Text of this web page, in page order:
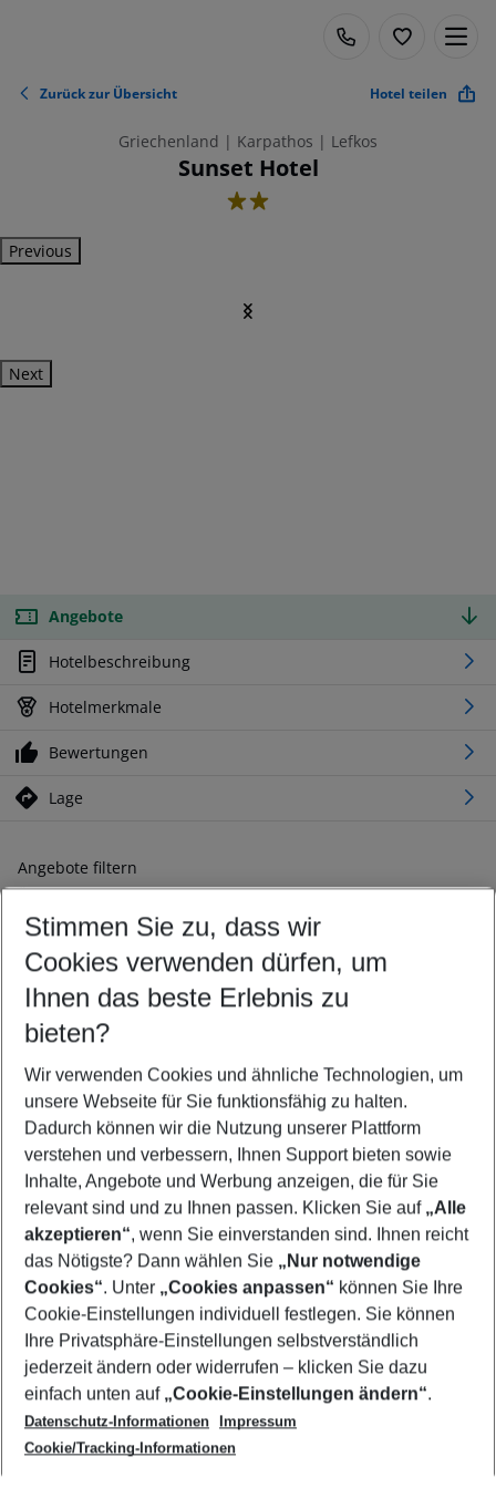
Zurück zur Übersicht Hotel teilen
Griechenland | Karpathos | Lefkos
Sunset Hotel
2
Previous
Next
Angebote
Hotelbeschreibung
Hotelmerkmale
Bewertungen
Lage
Angebote filtern
Ändern Sie Ihre Kriterien nach Ihren Wünschen
Abflughafen wählen
Beliebiger Abflughafen
Reisezeitraum wählen
10.08.26– 08.08.27 5-8 Nächte
2 Erwachsene Keine Kinder
Mehr Filter anzeigen
Footer
Footer navigation
Über uns
AGB
Cookie-Einstellungen ändern
Cookie-Richtlinie
Datenschutz
Service & Hilfe
Barrierefreies Reisen
Check-in
Folgen Sie uns
Stimmen Sie zu, dass wir
Cookies verwenden dürfen, um
Ihnen das beste Erlebnis zu
bieten?
Wir verwenden Cookies und ähnliche Technologien, um
unsere Webseite für Sie funktionsfähig zu halten.
Dadurch können wir die Nutzung unserer Plattform
verstehen und verbessern, Ihnen Support bieten sowie
Inhalte, Angebote und Werbung anzeigen, die für Sie
relevant sind und zu Ihnen passen. Klicken Sie auf „Alle
akzeptieren“, wenn Sie einverstanden sind. Ihnen reicht
das Nötigste? Dann wählen Sie „Nur notwendige
Cookies“. Unter „Cookies anpassen“ können Sie Ihre
Cookie-Einstellungen individuell festlegen. Sie können
Ihre Privatsphäre-Einstellungen selbstverständlich
jederzeit ändern oder widerrufen – klicken Sie dazu
einfach unten auf „Cookie-Einstellungen ändern“.
Datenschutz-Informationen
Impressum
Cookie/Tracking-Informationen